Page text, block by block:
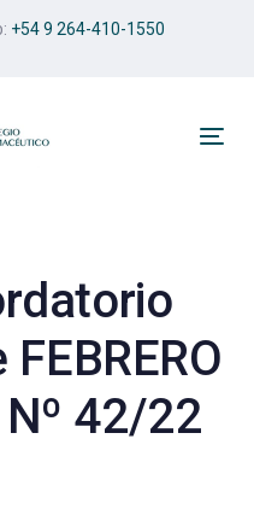
+54 9 264-410-1550
Nº 42/22